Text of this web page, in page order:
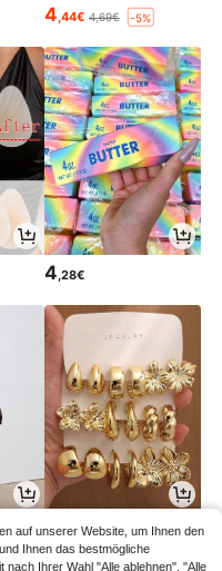
4,44€ 4,69€ -5%
4,28€
4,60€
auf unserer Website, um Ihnen den
Ihnen das bestmögliche
nach Ihrer Wahl "Alle ablehnen", "Alle